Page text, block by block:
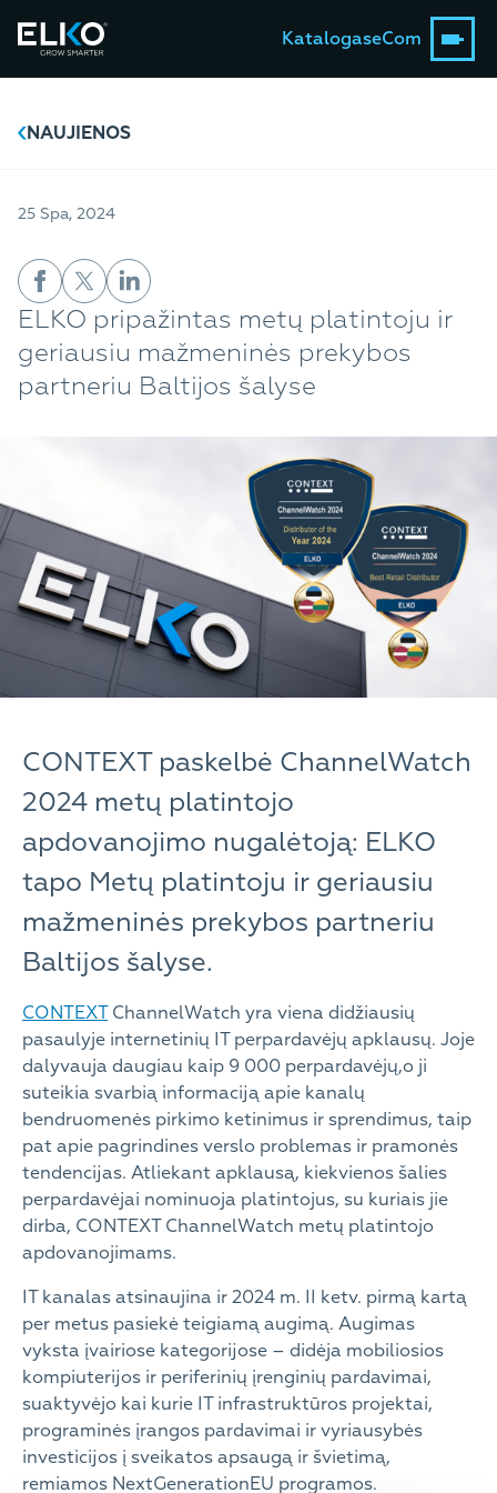
KatalogaseCom
NAUJIENOS
25 Spa, 2024
ELKO pripažintas metų platintoju ir
geriausiu mažmeninės prekybos
partneriu Baltijos šalyse
CONTEXT paskelbė ChannelWatch
2024 metų platintojo
apdovanojimo nugalėtoją: ELKO
tapo Metų platintoju ir geriausiu
mažmeninės prekybos partneriu
Baltijos šalyse.
CONTEXTChannelWatch yra viena didžiausių
pasaulyje internetinių IT perpardavėjų apklausų. Joje
dalyvauja daugiau kaip 9 000 perpardavėjų,o ji
suteikia svarbią informaciją apie kanalų
bendruomenės pirkimo ketinimus ir sprendimus, taip
pat apie pagrindines verslo problemas ir pramonės
tendencijas. Atliekant apklausą, kiekvienos šalies
perpardavėjai nominuoja platintojus, su kuriais jie
dirba, CONTEXT ChannelWatch metų platintojo
apdovanojimams.
IT kanalas atsinaujina ir 2024 m. II ketv. pirmą kartą
per metus pasiekė teigiamą augimą. Augimas
vyksta įvairiose kategorijose – didėja mobiliosios
kompiuterijos ir periferinių įrenginių pardavimai,
suaktyvėjo kai kurie IT infrastruktūros projektai,
programinės įrangos pardavimai ir vyriausybės
investicijos į sveikatos apsaugą ir švietimą,
remiamos NextGenerationEU programos.